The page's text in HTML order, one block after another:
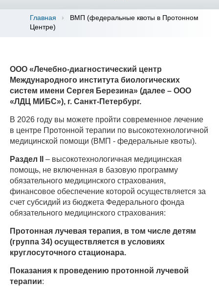
Главная
ВМП (федеральные квоты в Протонном
Центре)
ООО «Лечебно-диагностический центр
Международного института биологических
систем имени Сергея Березина» (далее – ООО
«ЛДЦ МИБС»), г. Санкт-Петербург.
В 2026 году вы можете пройти современное лечение
в центре Протонной терапии по высокотехнологичной
медицинской помощи (ВМП - федеральные квоты).
Раздел II
– высокотехнологичная медицинская
помощь, не включенная в базовую программу
обязательного медицинского страхования,
финансовое обеспечение которой осуществляется за
счет субсидий из бюджета Федерального фонда
обязательного медицинского страхования:
Протонная лучевая терапия, в том числе детям
(группа 34) осуществляется в условиях
круглосуточного стационара.
Показания к проведению протонной лучевой
терапии: